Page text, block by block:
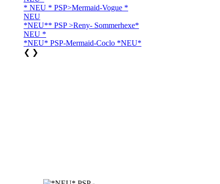
* NEU * PSP>Mermaid-Vogue *
NEU
*NEU** PSP >Reny- Sommerhexe*
NEU *
*NEU* PSP-Mermaid-Coclo *NEU*
❮ ❯